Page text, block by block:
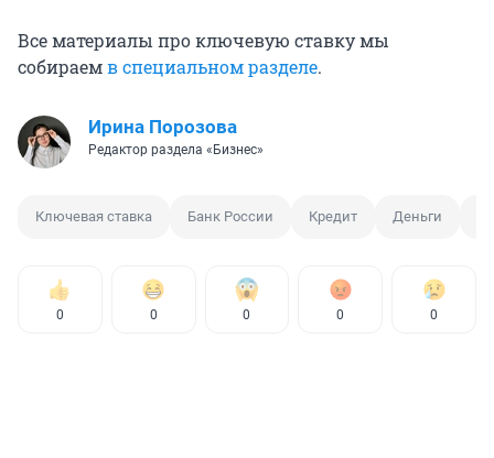
Все материалы про ключевую ставку мы
собираемв специальном разделе.
Ирина Порозова
Редактор раздела «Бизнес»
Ключевая ставка Банк России Кредит Деньги
0 0 0 0 0